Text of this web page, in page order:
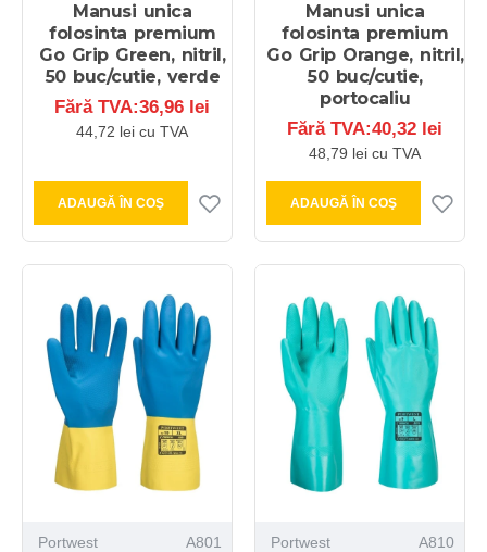
Manusi unica
folosinta premium
Go Grip Green, nitril,
50 buc/cutie, verde
Fără TVA:36,96 lei
44,72 lei cu TVA
ADAUGĂ ÎN COŞ
Manusi unica
folosinta premium
Go Grip Orange, nitril,
50 buc/cutie,
portocaliu
Fără TVA:40,32 lei
48,79 lei cu TVA
ADAUGĂ ÎN COŞ
Portwest A801 Portwest A810